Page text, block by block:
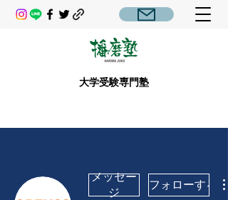
大学受験専門塾
メッセー
ジ
フォローする